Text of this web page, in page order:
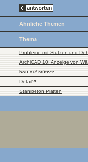
Ähnliche Themen
Thema
Probleme mit Stutzen und
ArchiCAD 10: Anzeige von
bau auf stützen
Detail?!
Stahlbeton Platten